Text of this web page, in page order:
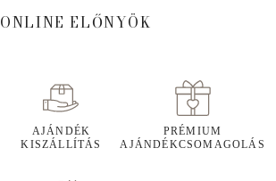
ONLINE ELŐNYÖK
AJÁNDÉK
KISZÁLLÍTÁS
PRÉMIUM
AJÁNDÉKCSOMAGOLÁS